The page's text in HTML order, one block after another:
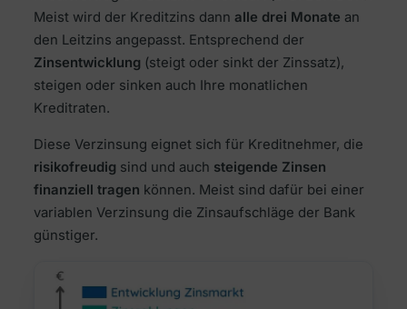
Meist wird der Kreditzins dann alle drei Monate an
den Leitzins angepasst. Entsprechend der
Zinsentwicklung (steigt oder sinkt der Zinssatz),
steigen oder sinken auch Ihre monatlichen
Kreditraten.
Diese Verzinsung eignet sich für Kreditnehmer, die
risikofreudig sind und auch steigende Zinsen
finanziell tragen können. Meist sind dafür bei einer
variablen Verzinsung die Zinsaufschläge der Bank
günstiger.